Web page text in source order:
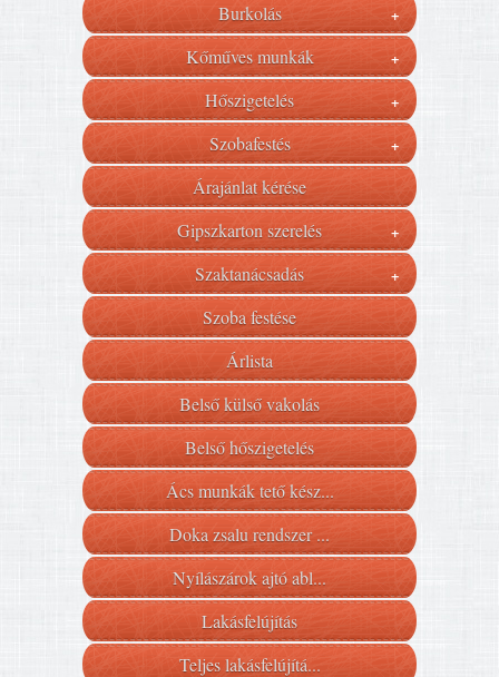
Burkolás
+
Kőműves munkák +
Hőszigetelés +
Szobafestés +
Árajánlat kérése
Gipszkarton szerelés
+
Szaktanácsadás +
Szoba festése
Árlista
Belső külső vakolás
Belső hőszigetelés
Ács munkák tető kész...
Doka zsalu rendszer ...
Nyílászárok ajtó abl...
Lakásfelújítás
Teljes lakásfelújítá...